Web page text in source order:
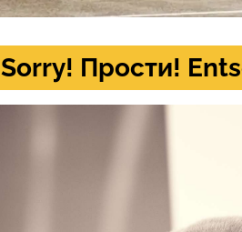
Sorry! Прости!